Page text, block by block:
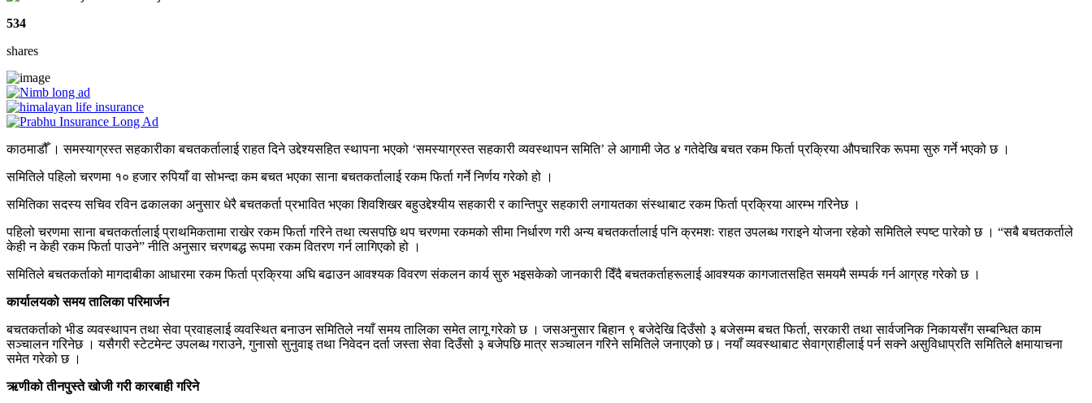
534
shares
काठमाडौँ । समस्याग्रस्त सहकारीका बचतकर्तालाई राहत दिने उद्देश्यसहित स्थापना भएको ‘समस्याग्रस्त सहकारी व्यवस्थापन समिति’ ले आगामी जेठ ४ गतेदेखि बचत रकम फिर्ता प्रक्रिया औपचारिक रूपमा सुरु गर्ने भएको छ ।
समितिले पहिलो चरणमा १० हजार रुपियाँ वा सोभन्दा कम बचत भएका साना बचतकर्तालाई रकम फिर्ता गर्ने निर्णय गरेको हो ।
समितिका सदस्य सचिव रविन ढकालका अनुसार धेरै बचतकर्ता प्रभावित भएका शिवशिखर बहुउद्देश्यीय सहकारी र कान्तिपुर सहकारी लगायतका संस्थाबाट रकम फिर्ता प्रक्रिया आरम्भ गरिनेछ ।
पहिलो चरणमा साना बचतकर्तालाई प्राथमिकतामा राखेर रकम फिर्ता गरिने तथा त्यसपछि थप चरणमा रकमको सीमा निर्धारण गरी अन्य बचतकर्तालाई पनि क्रमशः राहत उपलब्ध गराइने योजना रहेको समितिले स्पष्ट पारेको छ । “सबै बचतकर्ताले
केही न केही रकम फिर्ता पाउने” नीति अनुसार चरणबद्ध रूपमा रकम वितरण गर्न लागिएको हो ।
समितिले बचतकर्ताको मागदाबीका आधारमा रकम फिर्ता प्रक्रिया अघि बढाउन आवश्यक विवरण संकलन कार्य सुरु भइसकेको जानकारी दिँदै बचतकर्ताहरूलाई आवश्यक कागजातसहित समयमै सम्पर्क गर्न आग्रह गरेको छ ।
कार्यालयको समय तालिका परिमार्जन
बचतकर्ताको भीड व्यवस्थापन तथा सेवा प्रवाहलाई व्यवस्थित बनाउन समितिले नयाँ समय तालिका समेत लागू गरेको छ । जसअनुसार बिहान ९ बजेदेखि दिउँसो ३ बजेसम्म बचत फिर्ता, सरकारी तथा सार्वजनिक निकायसँग सम्बन्धित काम
सञ्चालन गरिनेछ । यसैगरी स्टेटमेन्ट उपलब्ध गराउने, गुनासो सुनुवाइ तथा निवेदन दर्ता जस्ता सेवा दिउँसो ३ बजेपछि मात्र सञ्चालन गरिने समितिले जनाएको छ। नयाँ व्यवस्थाबाट सेवाग्राहीलाई पर्न सक्ने असुविधाप्रति समितिले क्षमायाचना
समेत गरेको छ ।
ऋणीको तीनपुस्ते खोजी गरी कारबाही गरिने